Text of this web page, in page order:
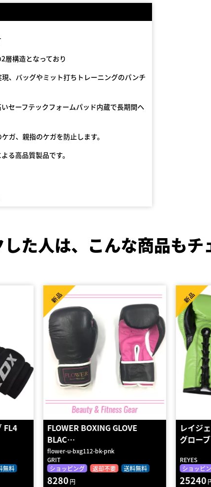
層構造となっており
、バッグやミット打ちトレーニングのパンチ
セーフテックフォームパッド内蔵で長期間ヘ
ガ、親指のケガを防止します。
る高品質製品です。
た人は、 こんな商品もチ
無料
レイジェス(reyes) 競技用公式
グローブ …
REYES
ショッピング
返却不要 送料無料
新品
25240円
5 OZ
Red
UFC
ショッピ
新品
8250円